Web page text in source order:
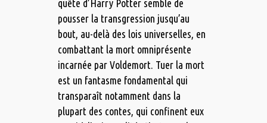
quête d’Harry Potter semble de
pousser la transgression jusqu’au
bout, au-delà des lois universelles, en
combattant la mort omniprésente
incarnée par Voldemort. Tuer la mort
est un fantasme fondamental qui
transparaît notamment dans la
plupart des contes, qui confinent eux